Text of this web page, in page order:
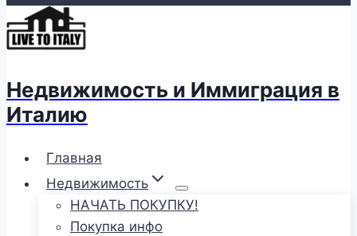
Недвижимость и Иммиграция в
Италию
Главная
Недвижимость
НАЧАТЬ ПОКУПКУ!
Покупка инфо